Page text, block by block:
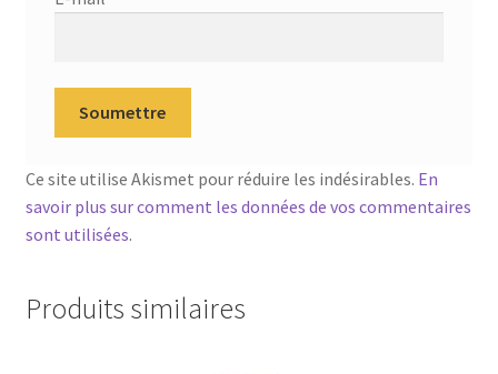
Ce site utilise Akismet pour réduire les indésirables. En
savoir plus sur comment les données de vos commentaires
sont utilisées.
Produits similaires